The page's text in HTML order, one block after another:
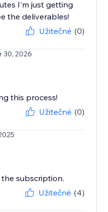
I'm just getting
the deliverables!
Užitečné (0)
30, 2026
this process!
Užitečné (0)
subscription.
Užitečné (4)